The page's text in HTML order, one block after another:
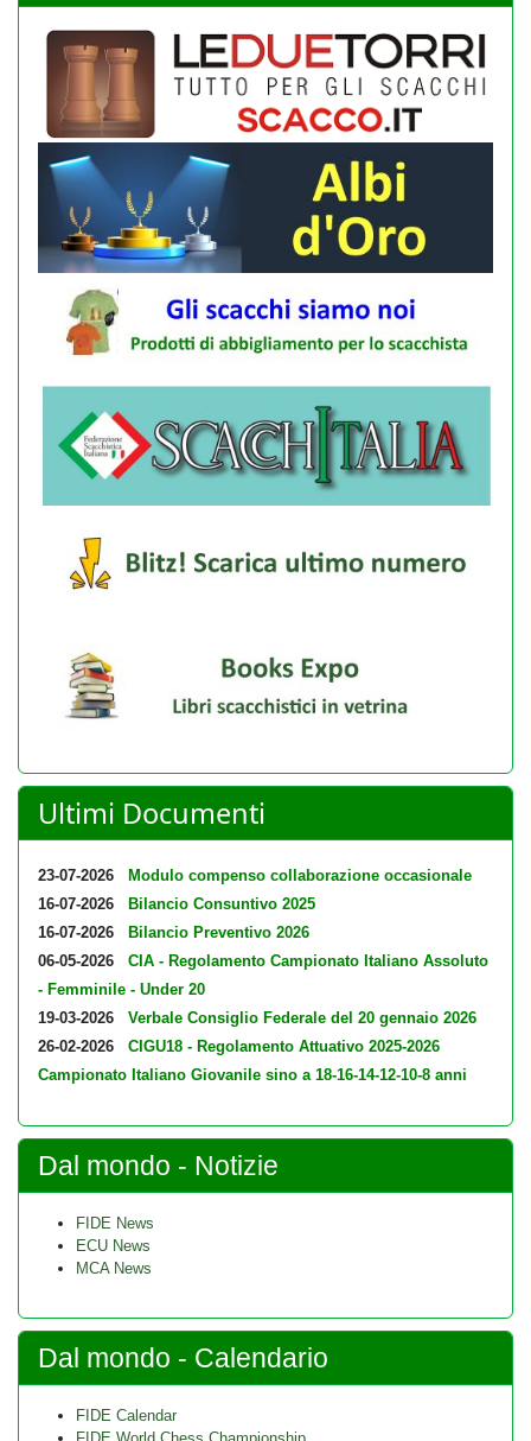
Ultimi Documenti
23-07-2026
Modulo compenso collaborazione occasionale
16-07-2026
Bilancio Consuntivo 2025
16-07-2026
Bilancio Preventivo 2026
06-05-2026
CIA - Regolamento Campionato Italiano Assoluto
- Femminile - Under 20
19-03-2026
Verbale Consiglio Federale del 20 gennaio 2026
26-02-2026
CIGU18 - Regolamento Attuativo 2025-2026
Campionato Italiano Giovanile sino a 18-16-14-12-10-8 anni
Dal mondo - Notizie
FIDE News
ECU News
MCA News
Dal mondo - Calendario
FIDE Calendar